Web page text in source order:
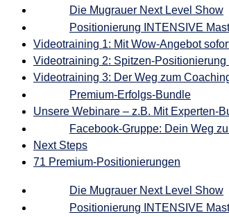
Die Mugrauer Next Level Show
Positionierung INTENSIVE
Videotraining 1: Mit Wow-Angebot
Videotraining 2: Spitzen-
Videotraining 3: Der Weg zum
Premium-Erfolgs-Bundle
Unsere Webinare – z.B. Mit Experten-
Facebook-Gruppe: Dein Weg
Next Steps
71 Premium-Positionierungen
Die Mugrauer Next Level Show
Positionierung INTENSIVE